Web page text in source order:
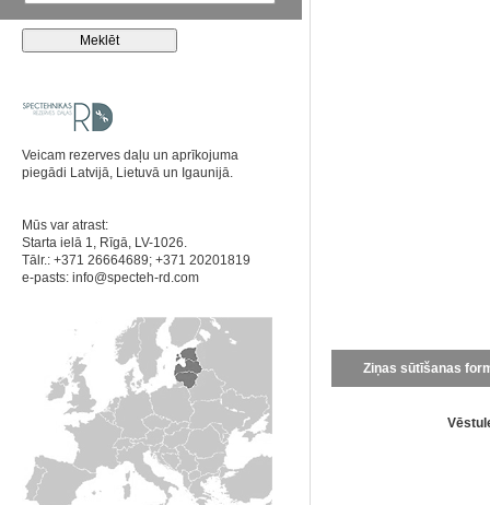
Veicam rezerves daļu un aprīkojuma
piegādi Latvijā, Lietuvā un Igaunijā.
Mūs var atrast:
Starta ielā 1, Rīgā, LV-1026.
Tālr.: +371 26664689; +371 20201819
e-pasts: info@specteh-rd.com
Ziņas sūtīšanas